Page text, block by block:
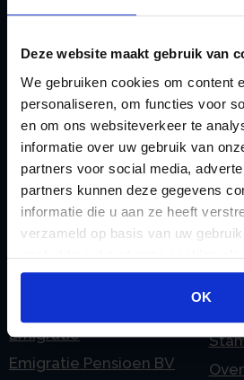
Deze website maakt gebruik van
We gebruiken cookies om content
personaliseren, om functies voor
en om ons websiteverkeer te
informatie over uw gebruik van
partners voor social media,
partners kunnen deze gegevens
informatie die u aan ze heeft
verzameld op basis van uw
gaat akkoord met onze cookies
gebruiken.
OK
Checklist IB 2023 (PDF)
Checklist IB 2023 (Word)
Checklist IB 2024 (PDF)
Checklist IB 2024 (Word)
Checklist IB 2025 (PDF)
Checklist IB 2025 (Word)
eHerkenning voor uw
Emigratie
Emigratie Pensioen BV
M
O
ODV
BV